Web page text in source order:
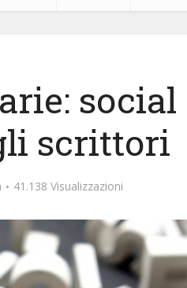
social
scrittori
41.138 Visualizzazioni